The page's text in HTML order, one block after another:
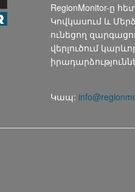
RegionMonitor-ը
Կովկասում և
ունեցող
վերլուծում
Կապ: